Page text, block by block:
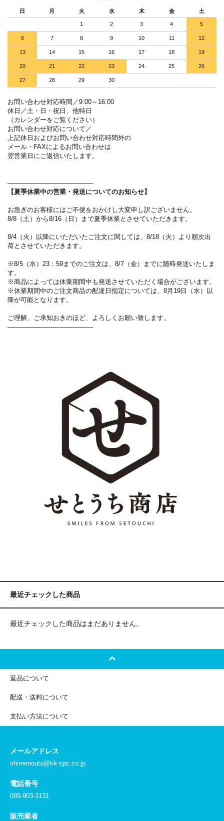
日 月 火 水 木 金 土
1 2 3 4 5
6 7 8 9 10 11 12
13 14 15 16 17 18 19
20 21 22 23 24 25 26
27 28 29 30
お問い合わせ対応時間／9:00～16:00
休日／土・日・祝日、他特日
（カレンダーをご覧ください）
お問い合わせ対応について／
上記休日およびお問い合わせ対応時間外の
メール・FAXによるお問い合わせは
翌営業日にご返信いたします。
───────────────────
【夏季休業中の営業・発送についてのお知らせ】
お急ぎのお客様にはご不便をおかけし大変申し訳ございません。
8/8（土）から8/16（日）まで夏季休業とさせていただきます。
8/4（火）以降にいただいたご注文に関しては、8/18（火）より順次出
荷とさせていただきます。
※8/5（水）23：59までのご注文は、8/7（金）までに随時発送いたしま
す。
※商品によっては休業期間中も発送させていただく場合がございます。
※休業期間中のご注文商品の配達日指定については、8月19日（水）以
降が可能となります。
ご理解、ご承知おきのほど、よろしくお願い致します。
───────────────────
最近チェックした商品
最近チェックした商品はまだありません。
返品について
配送・送料について
支払い方法について
メールアドレス
ehimenouta@kk-spc.co.jp
電話番号
089-903-3131
販売業者